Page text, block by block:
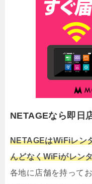
NETAGEなら即日
NETAGEはWiFiレン
んどなくWiFiがレン
各地に店舗を持って